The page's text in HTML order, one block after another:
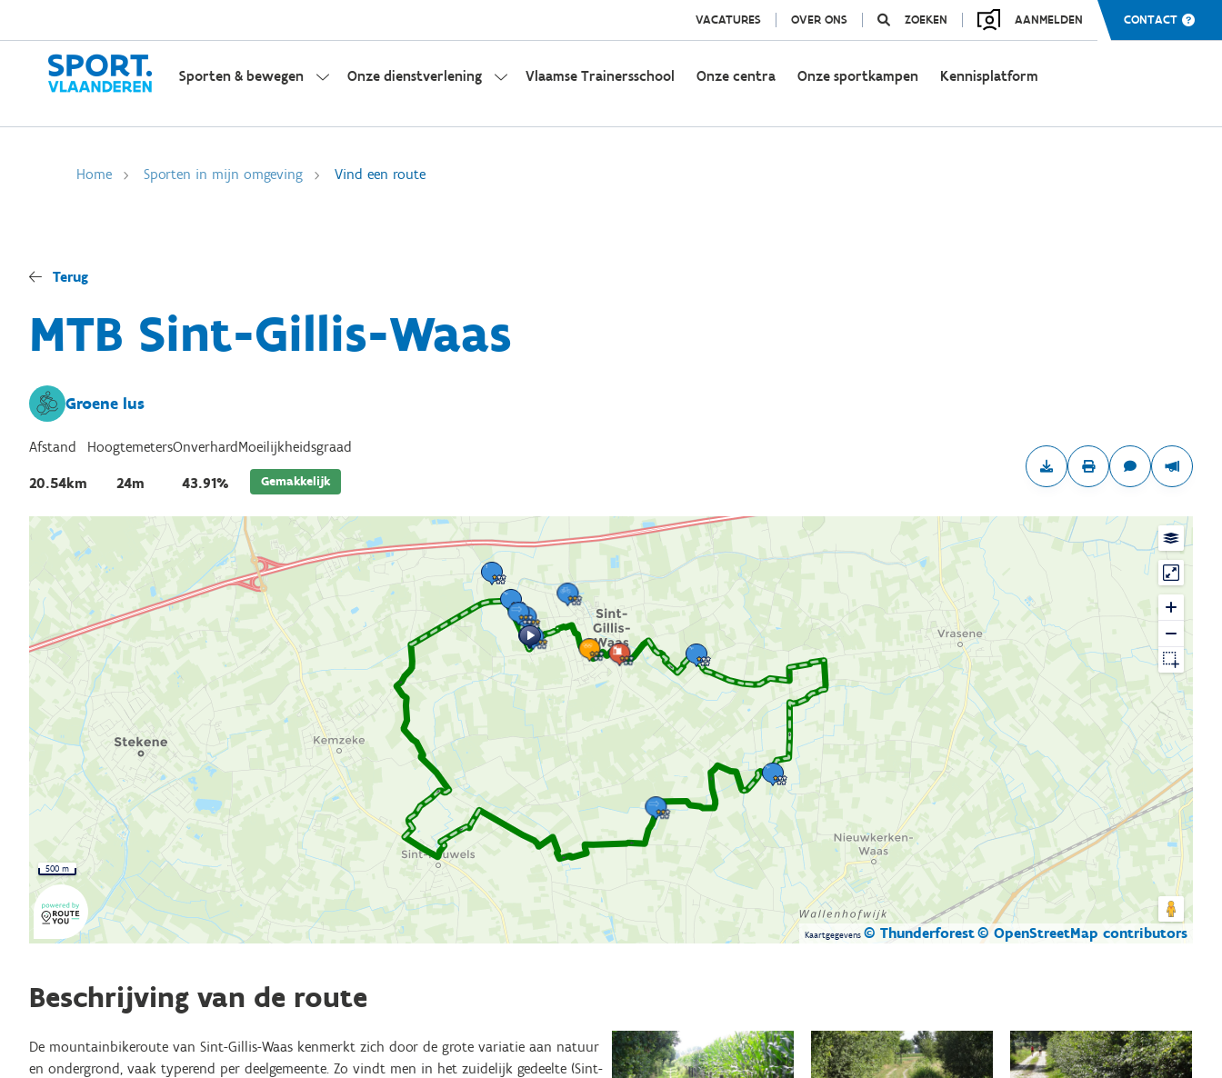
VACATURES OVER ONS ZOEKEN AANMELDEN CONTACT
Sporten & bewegen Onze dienstverlening Vlaamse Trainersschool Onze centra Onze sportkampen Kennisplatform
Home Sporten in mijn omgeving Vind een route
Terug
MTB Sint-Gillis-Waas
Groene lus
Afstand
20.54km
Hoogtemeters
24m
Onverhard
43.91%
Moeilijkheidsgraad
Gemakkelijk
Kaartgegevens © Thunderforest© OpenStreetMap contributors
500 m
Beschrijving van de route
De mountainbikeroute van Sint-Gillis-Waas kenmerkt zich door de grote variatie aan natuur
en ondergrond, vaak typerend per deelgemeente. Zo vindt men in het zuidelijk gedeelte (Sint-